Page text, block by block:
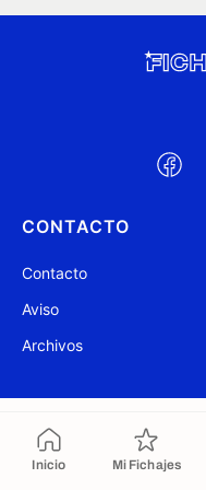
Inicio Mi Fichajes
CONTACTO
Contacto
Aviso
Archivos
Copiado al portapapeles